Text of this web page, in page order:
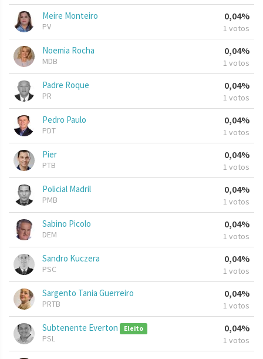
Meire Monteiro
PV
0,04%
1 votos
Noemia Rocha
MDB
0,04%
1 votos
Padre Roque
PR
0,04%
1 votos
Pedro Paulo
PDT
0,04%
1 votos
Pier
PTB
0,04%
1 votos
Policial Madril
PMB
0,04%
1 votos
Sabino Picolo
DEM
0,04%
1 votos
Sandro Kuczera
PSC
0,04%
1 votos
Sargento Tania Guerreiro
PRTB
0,04%
1 votos
Subtenente Everton Eleito
PSL
0,04%
1 votos